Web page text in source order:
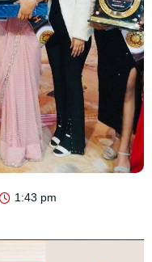
1:43 pm